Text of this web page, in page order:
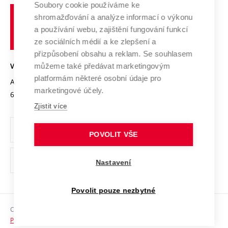
Výzkumné infrastruktury
Transfer znalostí
Open Science
Projekty
Projekty ze strukturálních fondů
Specifický výzkum
Spolupráce se školami
Služby univerzity
Mezinárodní dohody
Univerzitní sítě
Udržitelná univerzita
Podnikavá univerzita / ContriBUTe
Bezpečná univerzita
Vyznamenání
Organizační struktura
Ochrana osobních údajů
odkaz)
Sociální bezpečí
učení
technické
VYSOKÉ UČENÍ TECHNICKÉ V BRNĚ
Antonínská 548/1
602 00 Brno
www.vut.cz
vut@vutbr.cz
Copyright © 2026 VUT
Prohlášení o přístupnosti
Soubory cookie používáme ke
shromažďování a analýze informací o výkonu
a používání webu, zajištění fungování funkcí
ze sociálních médií a ke zlepšení a
přizpůsobení obsahu a reklam. Se souhlasem
můžeme také předávat marketingovým
platformám některé osobní údaje pro
marketingové účely.
Zjistit více
POVOLIT VŠE
Nastavení
Povolit pouze nezbytné